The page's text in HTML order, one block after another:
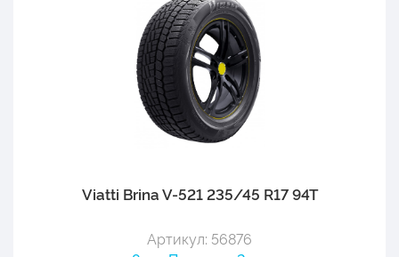
Viatti Brina V-521 235/45 R17 94T
Артикул: 56876